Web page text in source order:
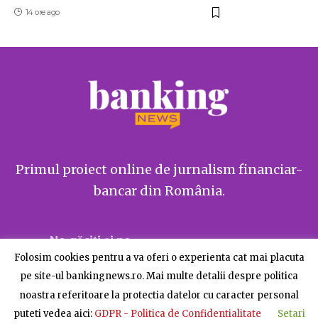
14 ore ago
Primul proiect online de jurnalism financiar-
bancar din România.
Ne găsiți și pe
Despre BankingNews Contact Publicitate
Folosim cookies pentru a va oferi o experienta cat mai placuta
pe site-ul bankingnews.ro. Mai multe detalii despre politica
noastra referitoare la protectia datelor cu caracter personal
puteti vedea aici: GDPR - Politica de Confidentialitate Setari